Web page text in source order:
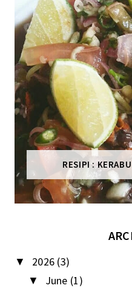
RESIPI :
▼ 2026 (3)
▼ June (1)